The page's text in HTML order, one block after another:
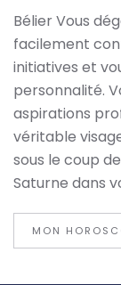
Bélier Vous
facilement
initiatives et
personnalité.
aspirations
véritable
sous le coup
Saturne dans
MON